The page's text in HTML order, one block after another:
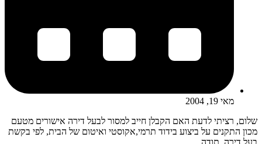
מאי 19, 2004
שלום, רציתי לדעת האם הקבלן חייב למסור לבעל דירה אישורים מטעם
מכון התקנים על ביצוע בידוד תרמי,אקוסטי ואיטום של הבית, לפי בקשת